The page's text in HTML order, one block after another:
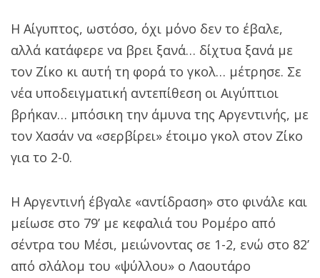
Η Αίγυπτος, ωστόσο, όχι μόνο δεν το έβαλε,
αλλά κατάφερε να βρει ξανά… δίχτυα ξανά με
τον Ζίκο κι αυτή τη φορά το γκολ… μέτρησε. Σε
νέα υποδειγματική αντεπίθεση οι Αιγύπτιοι
βρήκαν… μπόσικη την άμυνα της Αργεντινής, με
τον Χασάν να «σερβίρει» έτοιμο γκολ στον Ζίκο
για το 2-0.
Η Αργεντινή έβγαλε «αντίδραση» στο φινάλε και
μείωσε στο 79’ με κεφαλιά του Ρομέρο από
σέντρα του Μέσι, μειώνοντας σε 1-2, ενώ στο 82’
από σλάλομ του «ψύλλου» ο Λαουτάρο